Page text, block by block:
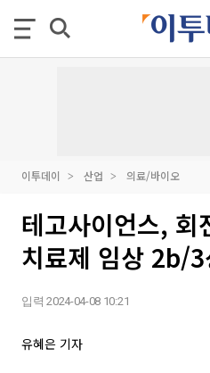
이투데이 산업 의료/바이오
테고사이언스, 회
치료제 임상 2b/
입력 2024-04-08 10:21
유혜은 기자